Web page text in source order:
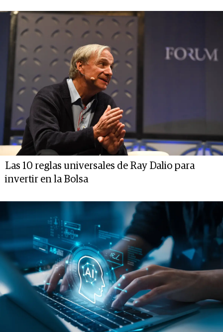
Las 10 reglas universales de Ray Dalio para
invertir en la Bolsa